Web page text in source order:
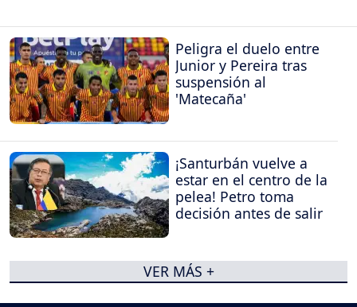
Peligra el duelo entre
Junior y Pereira tras
suspensión al
'Matecaña'
¡Santurbán vuelve a
estar en el centro de la
pelea! Petro toma
decisión antes de salir
VER MÁS +